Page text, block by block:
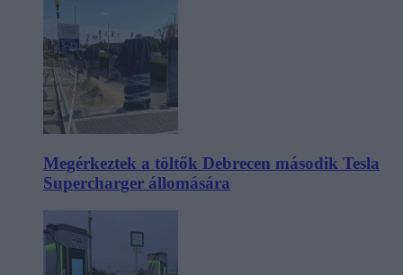
Megérkeztek a töltők Debrecen második Tesla
Supercharger állomására